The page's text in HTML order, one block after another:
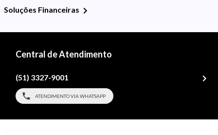
Soluções Financeiras
Central de Atendimento
(51) 3327-9001
ATENDIMENTO VIA WHATSAPP